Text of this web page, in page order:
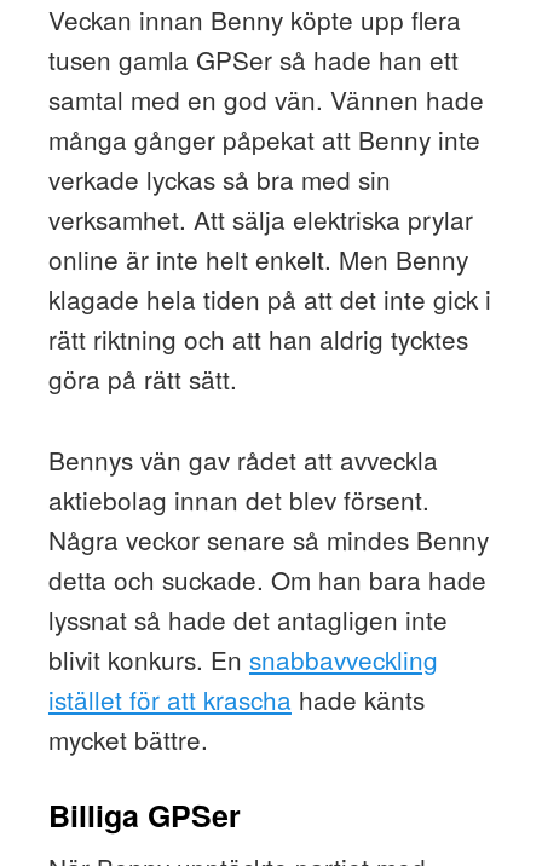
Veckan innan Benny köpte upp flera
tusen gamla GPSer så hade han ett
samtal med en god vän. Vännen hade
många gånger påpekat att Benny inte
verkade lyckas så bra med sin
verksamhet. Att sälja elektriska prylar
online är inte helt enkelt. Men Benny
klagade hela tiden på att det inte gick i
rätt riktning och att han aldrig tycktes
göra på rätt sätt.
Bennys vän gav rådet att avveckla
aktiebolag innan det blev försent.
Några veckor senare så mindes Benny
detta och suckade. Om han bara hade
lyssnat så hade det antagligen inte
blivit konkurs. En snabbavveckling
istället för att krascha hade känts
mycket bättre.
Billiga GPSer